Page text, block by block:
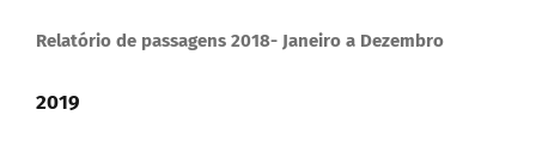
FALE CONOSCO
Relatório de passagens 2018- Janeiro a Dezembro
2019